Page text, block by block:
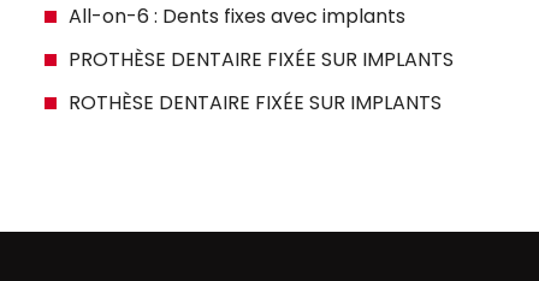
All-on-6 : Dents fixes avec implants
PROTHÈSE DENTAIRE FIXÉE SUR IMPLANTS
ROTHÈSE DENTAIRE FIXÉE SUR IMPLANTS